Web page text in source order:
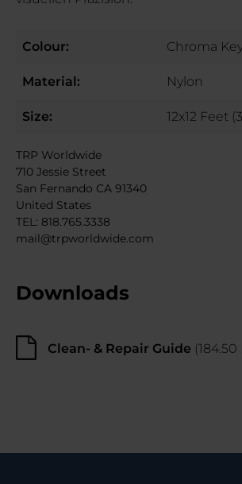
Colour: Chroma
Material: Nylon
Size: 12x12 Feet
TRP Worldwide
710 Jessie Street
San Fernando CA 91340
United States
TEL: 818.765.3338
mail@trpworldwide.com
Downloads
Clean- & Repair Guide (184.50